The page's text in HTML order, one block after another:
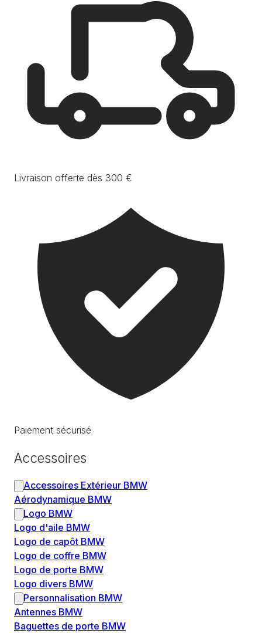
Livraison offerte dès 300 €
Paiement sécurisé
Accessoires
Accessoires Extérieur BMW
Aérodynamique BMW
Logo BMW
Logo d'aile BMW
Logo de capôt BMW
Logo de coffre BMW
Logo de porte BMW
Logo divers BMW
Personnalisation BMW
Antennes BMW
Baguettes de porte BMW